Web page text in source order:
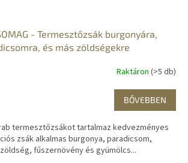
- Termesztőzsák burgonyára,
és más zöldségekre
Raktáron (>5 db)
BŐVEBBEN
termesztőzsákot tartalmaz kedvezményes
zsák alkalmas burgonya, paradicsom,
fűszernövény és gyümölcs...